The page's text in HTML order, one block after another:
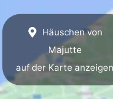
Häuschen von
Majutte
auf der Karte anzeigen